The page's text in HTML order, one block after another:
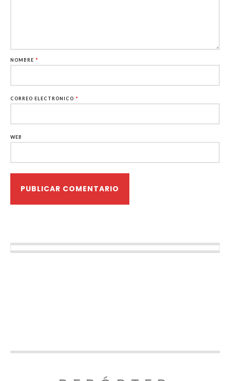
NOMBRE *
CORREO ELECTRÓNICO *
WEB